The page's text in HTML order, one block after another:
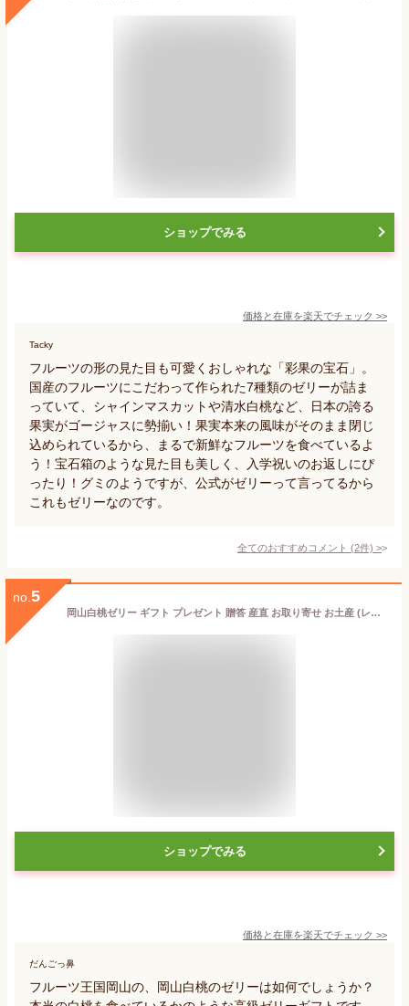
ショップでみる
価格と在庫を楽天でチェック >>
Tacky
フルーツの形の見た目も可愛くおしゃれな「彩果の宝石」。
国産のフルーツにこだわって作られた7種類のゼリーが詰ま
っていて、シャインマスカットや清水白桃など、日本の誇る
果実がゴージャスに勢揃い！果実本来の風味がそのまま閉じ
込められているから、まるで新鮮なフルーツを食べているよ
う！宝石箱のような見た目も美しく、入学祝いのお返しにぴ
ったり！グミのようですが、公式がゼリーって言ってるから
これもゼリーなのです。
全てのおすすめコメント (2件) >
no. 5
岡山白桃ゼリー ギフト プレゼント 贈答 産直 お取り寄せ お土産 (レビュー記入で300円OFFクーポン配布中)
ショップでみる
価格と在庫を楽天でチェック >>
だんごっ鼻
フルーツ王国岡山の、岡山白桃のゼリーは如何でしょうか？